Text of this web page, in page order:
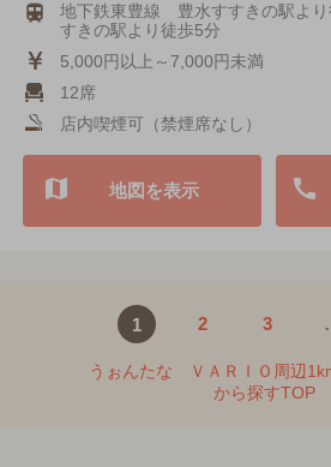
地下鉄東豊線 豊水すすきの駅よ
すきの駅より徒歩5分
5,000円以上～7,000円未満
12席
店内喫煙可（禁煙席なし）
地図を表示
1 2 3
うぉんたな ＶＡＲＩＯ周辺
から探すTOP